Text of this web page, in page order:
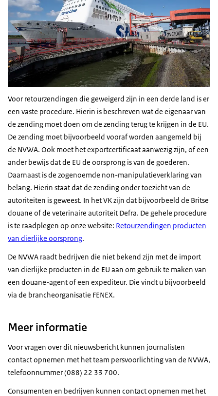
Voor retourzendingen die geweigerd zijn in een derde land is er
een vaste procedure. Hierin is beschreven wat de eigenaar van
de zending moet doen om de zending terug te krijgen in de EU.
De zending moet bijvoorbeeld vooraf worden aangemeld bij
de NVWA. Ook moet het exportcertificaat aanwezig zijn, of een
ander bewijs dat de EU de oorsprong is van de goederen.
Daarnaast is de zogenoemde non-manipulatieverklaring van
belang. Hierin staat dat de zending onder toezicht van de
autoriteiten is geweest. In het VK zijn dat bijvoorbeeld de Britse
douane of de veterinaire autoriteit Defra. De gehele procedure
is te raadplegen op onze website: Retourzendingen producten
van dierlijke oorsprong.
De NVWA raadt bedrijven die niet bekend zijn met de import
van dierlijke producten in de EU aan om gebruik te maken van
een douane-agent of een expediteur. Die vindt u bijvoorbeeld
via de brancheorganisatie FENEX.
Meer informatie
Voor vragen over dit nieuwsbericht kunnen journalisten
contact opnemen met het team persvoorlichting van de NVWA,
telefoonnummer (088) 22 33 700.
Consumenten en bedrijven kunnen contact opnemen met het